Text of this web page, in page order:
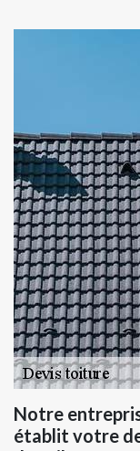
Notre
établit votre